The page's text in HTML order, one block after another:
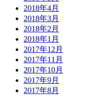
2018年4月
2018年3月
2018年2月
2018年1月
2017年12月
2017年11月
2017年10月
2017年9月
2017年8月